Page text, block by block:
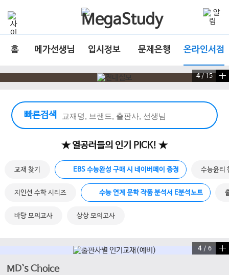
홈 메가선생님 입시정보 문제은행 온라인서점
4/ 15
빠른검색
빠른 검색 실행
★ 열공러들의 인기 PICK! ★
교재 찾기 EBS 수능완성 구매 시 네이버페이 증정 수능윤리
지인선 수학 시리즈 수능 연계 문학 작품 분석서 E분석노트
바탕 모의고사 상상 모의고사
4/ 6
MD`s Choice